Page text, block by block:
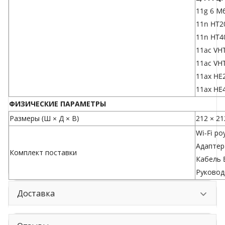
11g 6
11n
11n
11ac
11ac
11ax
11ax
ФИЗИЧЕСКИЕ ПАРАМЕТРЫ
Размеры (Ш × Д × В)
212 ×
Комплект поставки
Wi-Fi
Кабель
Доставка